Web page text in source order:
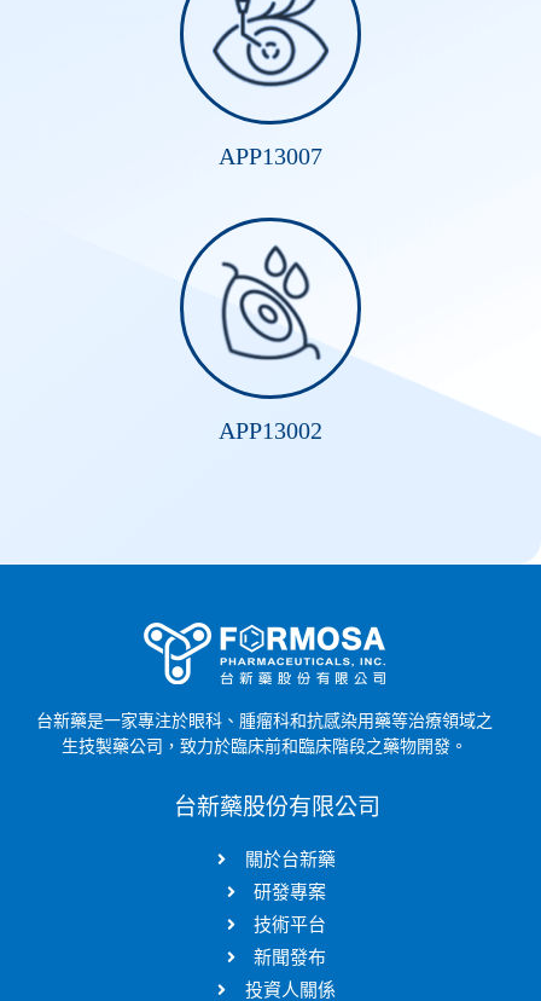
APP13007
APP13002
台新藥是一家專注於眼科、腫瘤科和抗感染用藥等治療領域之
生技製藥公司，致力於臨床前和臨床階段之藥物開發。
台新藥股份有限公司
關於台新藥
研發專案
技術平台
新聞發布
投資人關係